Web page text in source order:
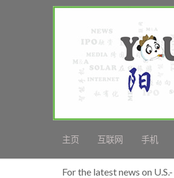
主页 互联网 手机
For the latest news on